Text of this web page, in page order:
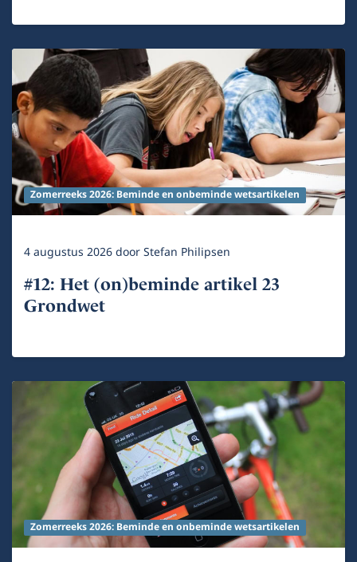
Zomerreeks 2026: Beminde en onbeminde wetsartikelen
4 augustus 2026doorStefan Philipsen
#12: Het (on)beminde artikel 23
Grondwet
Zomerreeks 2026: Beminde en onbeminde wetsartikelen